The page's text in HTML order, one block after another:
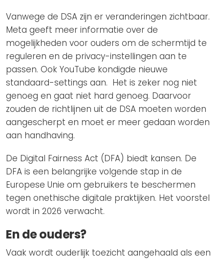
Vanwege de DSA zijn er veranderingen zichtbaar.
Meta geeft meer informatie over de
mogelijkheden voor ouders om de schermtijd te
reguleren en de privacy-instellingen aan te
passen. Ook YouTube kondigde nieuwe
standaard-settings aan. Het is zeker nog niet
genoeg en gaat niet hard genoeg. Daarvoor
zouden de richtlijnen uit de DSA moeten worden
aangescherpt en moet er meer gedaan worden
aan handhaving.
De Digital Fairness Act (DFA) biedt kansen. De
DFA is een belangrijke volgende stap in de
Europese Unie om gebruikers te beschermen
tegen onethische digitale praktijken. Het voorstel
wordt in 2026 verwacht.
En de ouders?
Vaak wordt ouderlijk toezicht aangehaald als een